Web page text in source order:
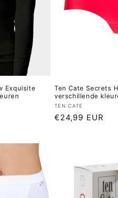
Exquisite
Ten Cate Secrets
verschillende
Verkoper:
TEN CATE
Normale
€24,99 EUR